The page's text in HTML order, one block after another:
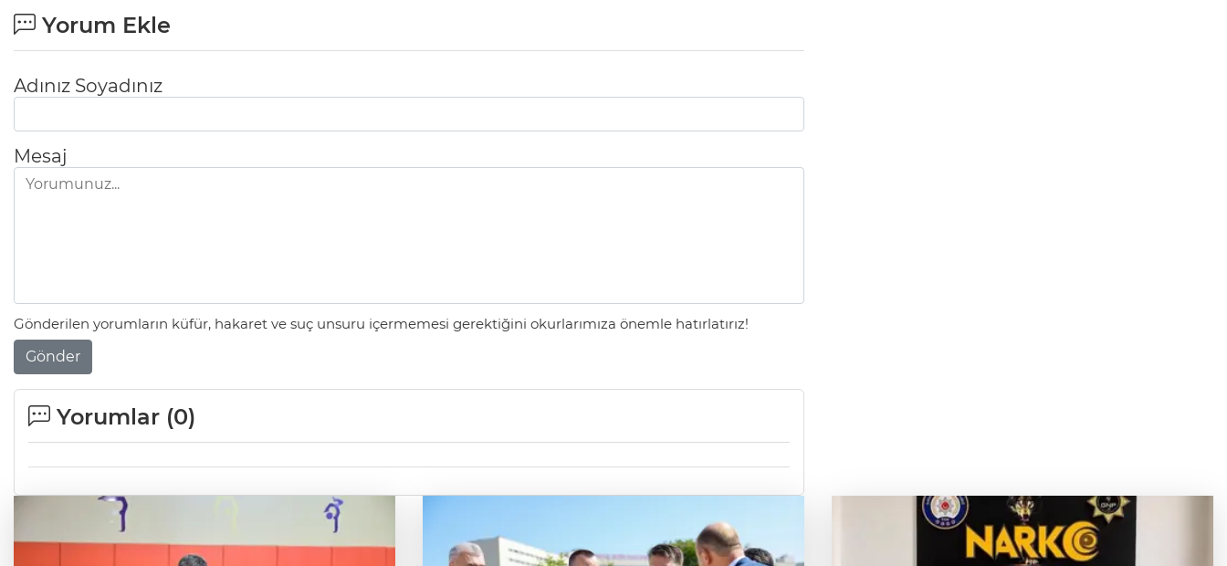
Yorum Ekle
Adınız Soyadınız
Mesaj
Gönderilen yorumların küfür, hakaret ve suç unsuru içermemesi gerektiğini okurlarımıza önemle hatırlatırız!
Gönder
Yorumlar (0)